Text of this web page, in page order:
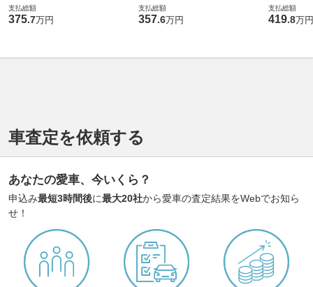
支払総額
375.7万円
支払総額
357.6万円
支払総額
419.8万円
車査定を依頼する
あなたの愛車、今いくら？
申込み最短3時間後に最大20社から愛車の査定結果をWebでお知ら
せ！